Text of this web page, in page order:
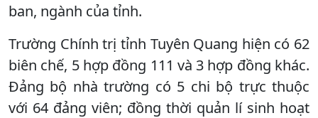
ban, ngành của tỉnh.
Trường Chính trị tỉnh Tuyên Quang hiện có 62
biên chế, 5 hợp đồng 111 và 3 hợp đồng khác.
Đảng bộ nhà trường có 5 chi bộ trực thuộc
với 64 đảng viên; đồng thời quản lí sinh hoạt